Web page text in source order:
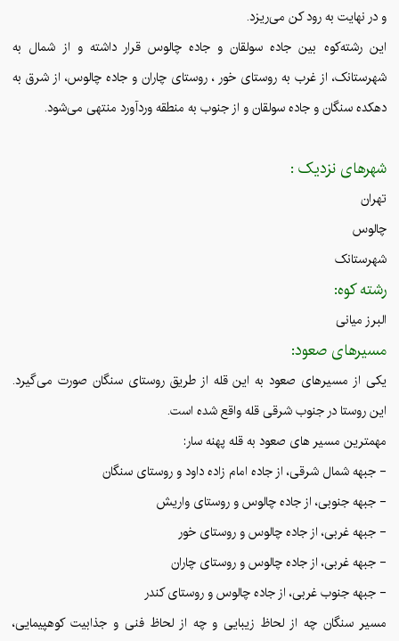
و در نهایت به رود کن می‌ریزد.
این رشته‌کوه بین جاده سولقان و جاده چالوس قرار داشته و از شمال به
شهرستانک، از غرب به روستای خور ، روستای چاران و جاده چالوس، از شرق به
دهکده سنگان و جاده سولقان و از جنوب به منطقه وردآورد منتهی می‌شود.
شهرهای نزدیک :
تهران
چالوس
شهرستانک
رشته کوه:
البرز میانی
مسیرهای صعود:
یکی از مسیرهای صعود به این قله از طریق روستای سنگان صورت می‌گیرد.
این روستا در جنوب شرقی قله واقع شده است.
مهمترین مسیر های صعود به قله پهنه سار:
- جبهه شمال شرقی، از جاده امام زاده داود و روستای سنگان
- جبهه جنوبی، از جاده چالوس و روستای واریش
- جبهه غربی، از جاده چالوس و روستای خور
- جبهه غربی، از جاده چالوس و روستای چاران
- جبهه جنوب غربی، از جاده چالوس و روستای کندر
مسیر سنگان چه از لحاظ زیبایی و چه از لحاظ فنی و جذابیت کوهپیمایی،